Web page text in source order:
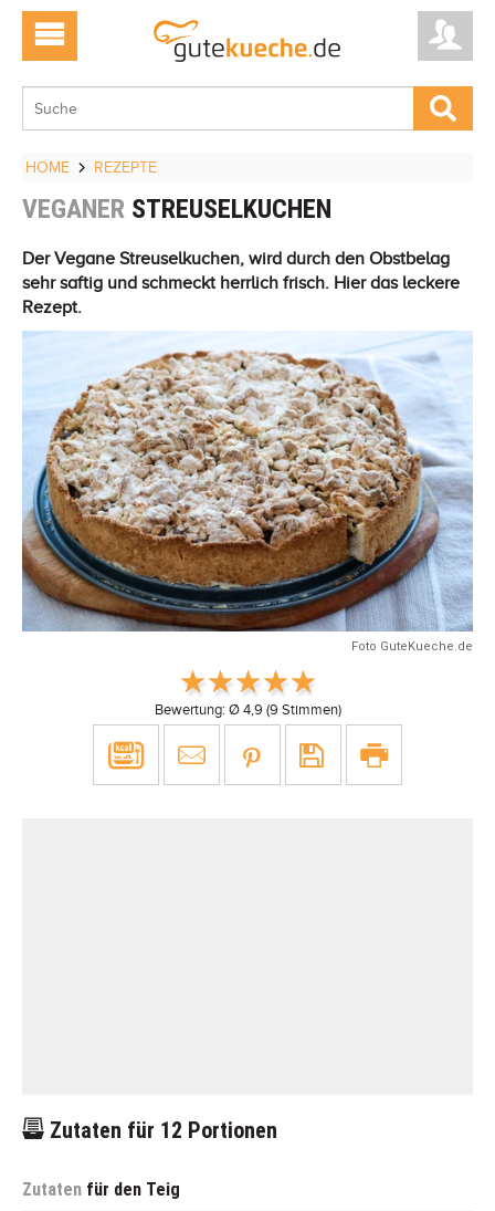
HOME REZEPTE
VEGANER STREUSELKUCHEN
Der Vegane Streuselkuchen, wird durch den Obstbelag
sehr saftig und schmeckt herrlich frisch. Hier das leckere
Rezept.
Foto GuteKueche.de
Bewertung: Ø 4,9 (9 Stimmen)
Zutaten für 12 Portionen
Zutaten für den Teig